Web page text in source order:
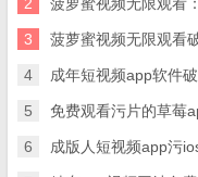
3 菠萝蜜视频无限观看
4 成年短视频app软件
5 免费观看污片的草莓
6 成版人短视频app污